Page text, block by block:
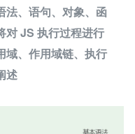
法、语句、对象、函
对 JS 执行过程进行
域、作用域链、执行
述